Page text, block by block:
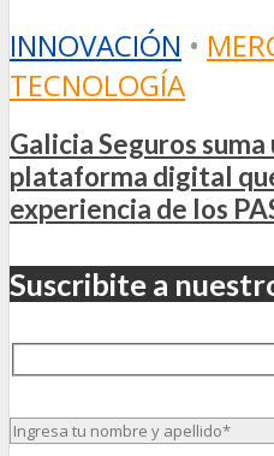
INNOVACIÓN •
TECNOLOGÍA
Galicia Seguros suma
plataforma digital
experiencia de los
Suscribite a